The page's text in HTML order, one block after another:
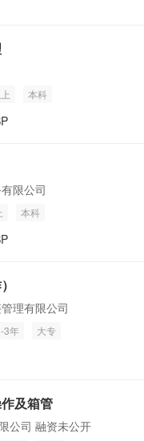
本科
限公司
本科
理有限公司
3年 大专
及箱管
公司 融资未公开